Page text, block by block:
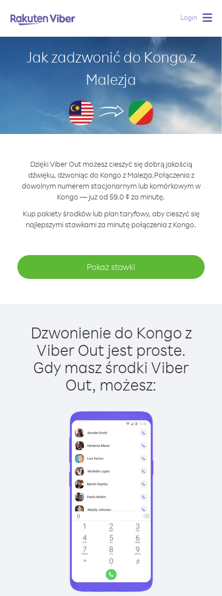
Login
Jak zadzwonić do Kongo z
Malezja
Dzięki Viber Out możesz cieszyć się dobrą jakością
dźwięku, dzwoniąc do Kongo z Malezja.Połączenia z
dowolnym numerem stacjonarnym lub komórkowym w
Kongo — już od 59.0 ¢ za minutę.
Kup pakiety środków lub plan taryfowy, aby cieszyć się
najlepszymi stawkami za minutę połączenia z Kongo.
Pokaż stawki
Dzwonienie do Kongo z
Viber Out jest proste.
Gdy masz środki Viber
Out, możesz: